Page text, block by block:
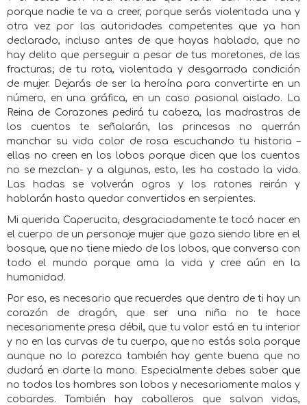
porque nadie te va a creer, porque serás violentada una y
otra vez por las autoridades competentes que ya han
declarado, incluso antes de que hayas hablado, que no
hay delito que perseguir a pesar de tus moretones, de las
fracturas; de tu rota, violentada y desgarrada condición
de mujer. Dejarás de ser la heroína para convertirte en un
número, en una gráfica, en un caso pasional aislado. La
Reina de Corazones pedirá tu cabeza, las madrastras de
los cuentos te señalarán, las princesas no querrán
manchar su vida color de rosa escuchando tu historia –
ellas no creen en los lobos porque dicen que los cuentos
no se mezclan- y a algunas, esto, les ha costado la vida.
Las hadas se volverán ogros y los ratones reirán y
hablarán hasta quedar convertidos en serpientes.
Mi querida Caperucita, desgraciadamente te tocó nacer en
el cuerpo de un personaje mujer que goza siendo libre en el
bosque, que no tiene miedo de los lobos, que conversa con
todo el mundo porque ama la vida y cree aún en la
humanidad.
Por eso, es necesario que recuerdes que dentro de ti hay un
corazón de dragón, que ser una niña no te hace
necesariamente presa débil, que tu valor está en tu interior
y no en las curvas de tu cuerpo, que no estás sola porque
aunque no lo parezca también hay gente buena que no
dudará en darte la mano. Especialmente debes saber que
no todos los hombres son lobos y necesariamente malos y
cobardes. También hay caballeros que salvan vidas,